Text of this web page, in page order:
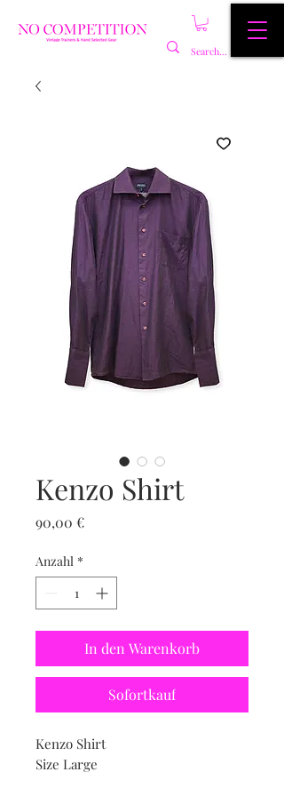
Kenzo Shirt
90,00 €Preis
Anzahl *
In den Warenkorb
Sofortkauf
Kenzo Shirt
Size Large